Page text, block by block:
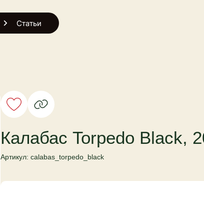
Статьи
Калабас Torpedo Black,
Артикул: calabas_torpedo_black